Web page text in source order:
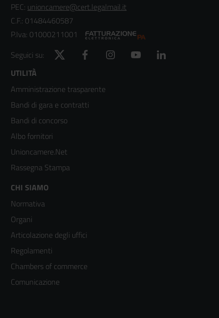
PEC: unioncamere@cert.legalmail.it
C.F.: 01484460587
P.Iva: 01000211001
Seguici su:
Twitter Facebook Instagram YouTube
Footer
menù
colonna
2
UTILITÀ
Amministrazione trasparente
Bandi di gara e contratti
Bandi di concorso
Albo fornitori
Unioncamere.Net
Rassegna Stampa
Footer
menù
colonna
3
CHI SIAMO
Normativa
Organi
Articolazione degli uffici
Regolamenti
Chambers of commerce
Comunicazione